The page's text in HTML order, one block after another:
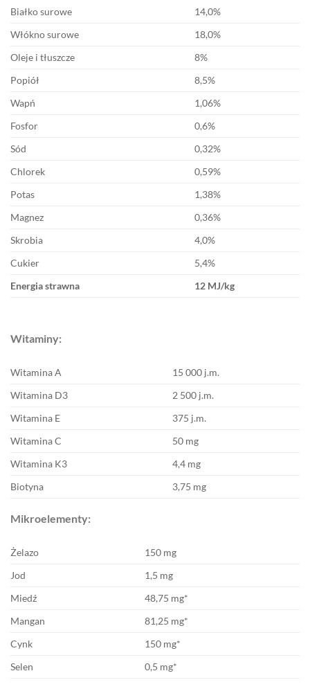
Białko surowe
14,0%
Włókno surowe
18,0%
Oleje i tłuszcze
8%
Popiół
8,5%
Wapń
1,06%
Fosfor
0,6%
Sód
0,32%
Chlorek
0,59%
Potas
1,38%
Magnez
0,36%
Skrobia
4,0%
Cukier
5,4%
Energia strawna
12 MJ/kg
Witaminy:
Witamina A
15 000 j.m.
Witamina D3
2 500 j.m.
Witamina E
375 j.m.
Witamina C
50 mg
Witamina K3
4,4 mg
Biotyna
3,75 mg
Mikroelementy:
Żelazo
150 mg
Jod
1,5 mg
Miedź
48,75 mg*
Mangan
81,25 mg*
Cynk
150 mg*
Selen
0,5 mg*